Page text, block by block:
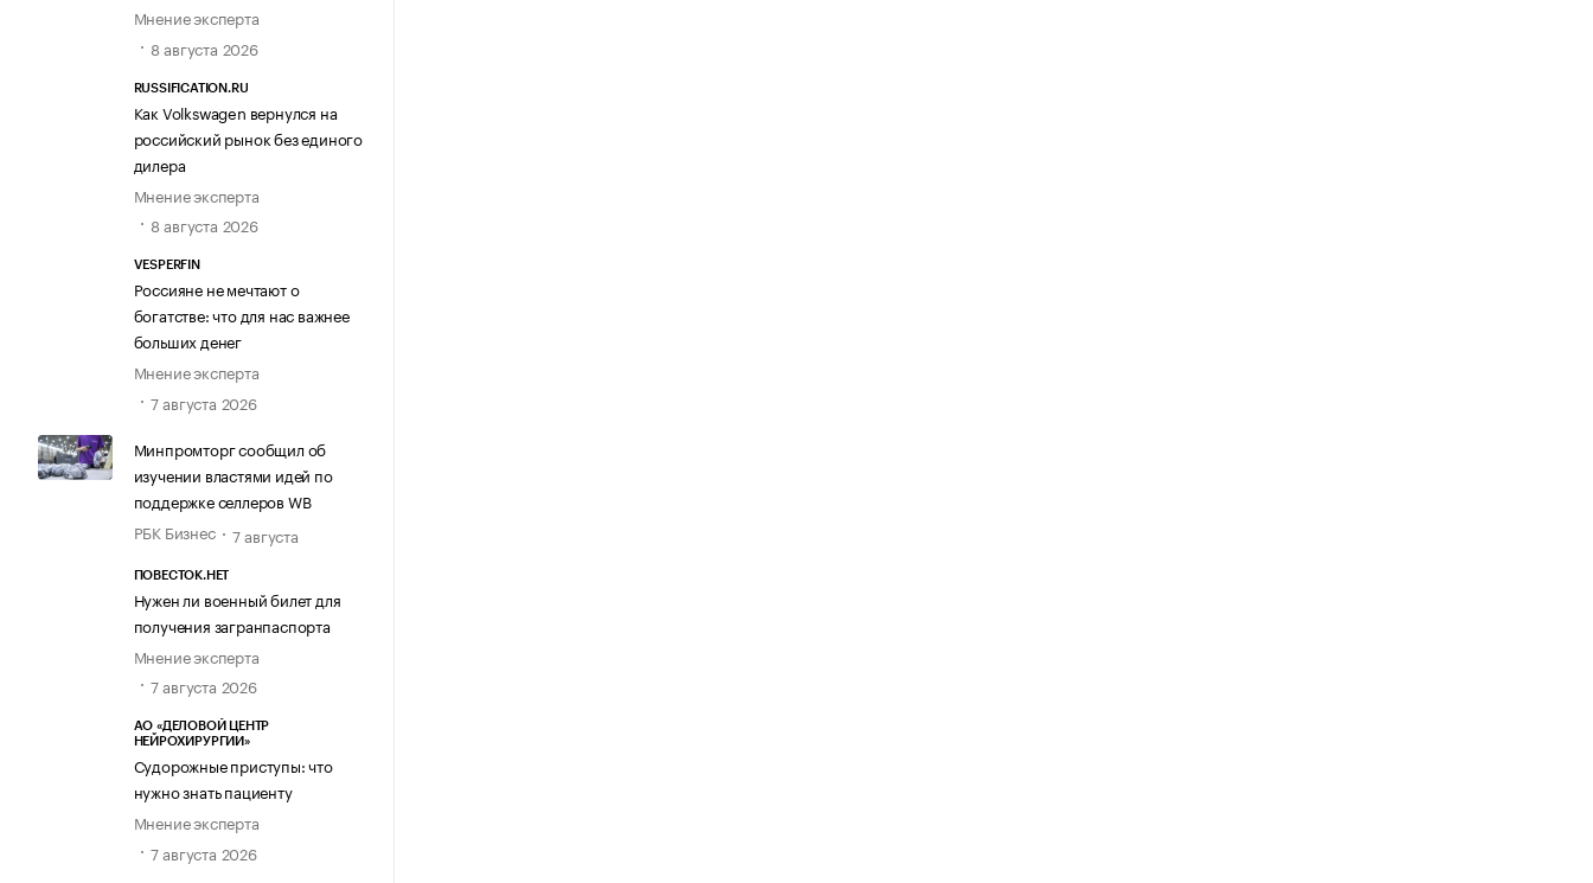
Мнение эксперта
8 августа 2026
RUSSIFICATION.RU
Как Volkswagen вернулся на
российский рынок без единого
дилера
Мнение эксперта
8 августа 2026
VESPERFIN
Россияне не мечтают о
богатстве: что для нас важнее
больших денег
Мнение эксперта
7 августа 2026
Минпромторг сообщил об
изучении властями идей по
поддержке селлеров WB
РБК Бизнес
7 августа
ПОВЕСТОК.НЕТ
Нужен ли военный билет для
получения загранпаспорта
Мнение эксперта
7 августа 2026
АО «ДЕЛОВОЙ ЦЕНТР
НЕЙРОХИРУРГИИ»
Судорожные приступы: что
нужно знать пациенту
Мнение эксперта
7 августа 2026